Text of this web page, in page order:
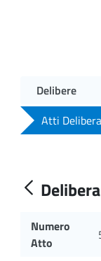
Delibere
Atti
Numero
Atto